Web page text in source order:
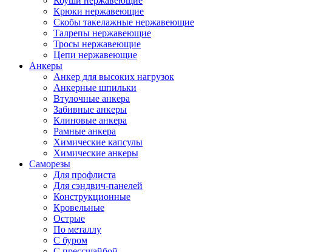
Крюки нержавеющие
Скобы такелажные нержавеющие
Талрепы нержавеющие
Тросы нержавеющие
Цепи нержавеющие
Анкеры
Анкер для высоких нагрузок
Анкерные шпильки
Втулочные анкера
Забивные анкеры
Клиновые анкера
Рамные анкера
Химические капсулы
Химические анкеры
Саморезы
Для профлиста
Для сэндвич-панелей
Конструкционные
Кровельные
Острые
По металлу
С буром